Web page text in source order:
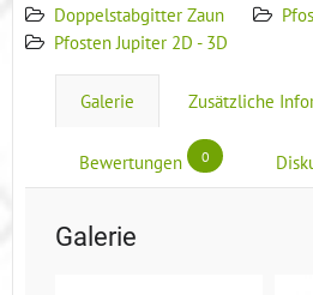
Doppelstabgitter Zaun
Pfosten Jupiter 2D - 3D
Galerie Zusätzliche
Bewertungen 0
Galerie